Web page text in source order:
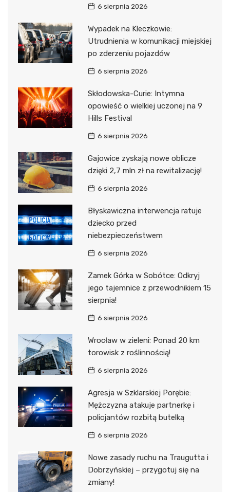
6 sierpnia 2026
Wypadek na Kleczkowie:
Utrudnienia w komunikacji miejskiej
po zderzeniu pojazdów
6 sierpnia 2026
Skłodowska-Curie: Intymna
opowieść o wielkiej uczonej na 9
Hills Festival
6 sierpnia 2026
Gajowice zyskają nowe oblicze
dzięki 2,7 mln zł na rewitalizację!
6 sierpnia 2026
Błyskawiczna interwencja ratuje
dziecko przed
niebezpieczeństwem
6 sierpnia 2026
Zamek Górka w Sobótce: Odkryj
jego tajemnice z przewodnikiem 15
sierpnia!
6 sierpnia 2026
Wrocław w zieleni: Ponad 20 km
torowisk z roślinnością!
6 sierpnia 2026
Agresja w Szklarskiej Porębie:
Mężczyzna atakuje partnerkę i
policjantów rozbitą butelką
6 sierpnia 2026
Nowe zasady ruchu na Traugutta i
Dobrzyńskiej – przygotuj się na
zmiany!